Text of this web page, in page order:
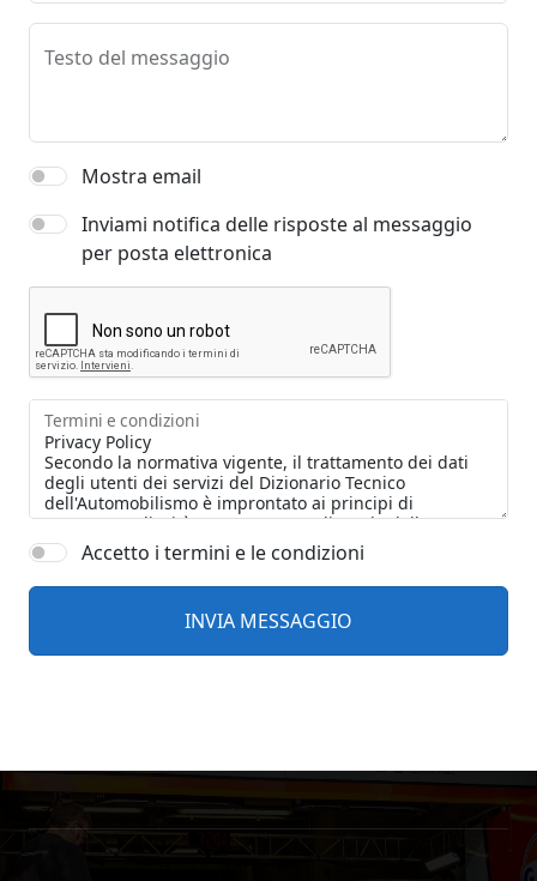
Testo del messaggio
Mostra email
Inviami notifica delle risposte al messaggio
per posta elettronica
Termini e condizioni
Accetto i termini e le condizioni